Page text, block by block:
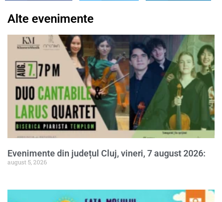
Alte evenimente
Evenimente din județul Cluj, vineri, 7 august 2026:
august 5, 2026